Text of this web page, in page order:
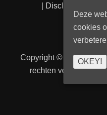
Disclaimer
Copyright © 2026
rechten
Deze
cookies
OKEY!